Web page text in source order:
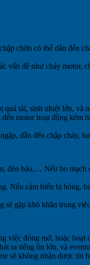
chờn có thể dẫn đến
vấn đề như cháy motor,
tải, sinh nhiệt lớn, và
motor hoạt động kém
dẫn đến chập cháy,
đèn báo,… Nếu bo
Nếu cảm biến bị hỏng,
gặp khó khăn trong
việc đóng mở, hoặc hoạt
ra tiếng ồn lớn, và
sẽ không nhận được tín